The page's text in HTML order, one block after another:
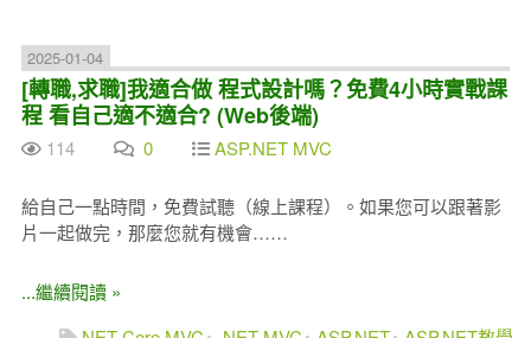
2025-01-04
[轉職,求職]我適合做 程式設計嗎？免費4小時實戰課
程 看自己適不適合? (Web後端)
114 0 ASP.NET MVC
給自己一點時間，免費試聽（線上課程）。如果您可以跟著影
片一起做完，那麼您就有機會……
...繼續閱讀 »